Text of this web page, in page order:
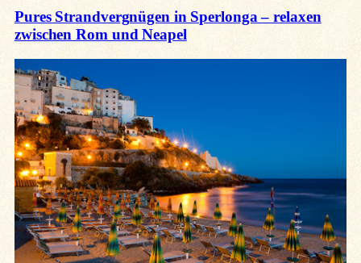
Pures Strandvergnügen in Sperlonga – relaxen
zwischen Rom und Neapel